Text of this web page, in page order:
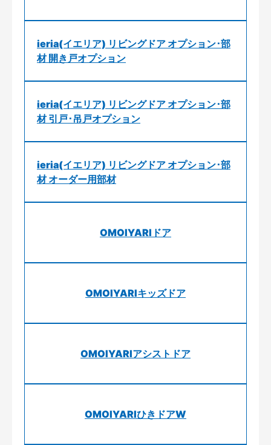
ieria(イエリア) リビングドア オプション･部
材 開き戸オプション
ieria(イエリア) リビングドア オプション･部
材 引戸･吊戸オプション
ieria(イエリア) リビングドア オプション･部
材 オーダー用部材
OMOIYARIドア
OMOIYARIキッズドア
OMOIYARIアシストドア
OMOIYARIひきドアW